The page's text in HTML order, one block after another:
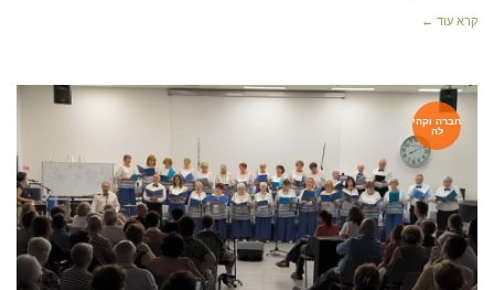
קרא עוד ←
חברה וקהי
לה